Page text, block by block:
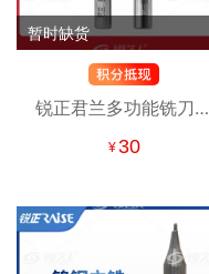
暂时缺货
锐正君兰多功能铣刀钻
立式钥匙机专用铣刀
¥30